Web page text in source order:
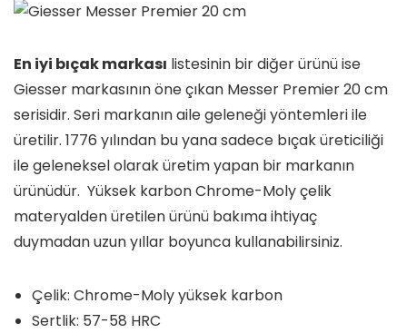
En iyi bıçak markası listesinin bir diğer ürünü ise
Giesser markasının öne çıkan Messer Premier 20 cm
serisidir. Seri markanın aile geleneği yöntemleri ile
üretilir. 1776 yılından bu yana sadece bıçak üreticiliği
ile geleneksel olarak üretim yapan bir markanın
ürünüdür. Yüksek karbon Chrome-Moly çelik
materyalden üretilen ürünü bakıma ihtiyaç
duymadan uzun yıllar boyunca kullanabilirsiniz.
Çelik: Chrome-Moly yüksek karbon
Sertlik: 57-58 HRC